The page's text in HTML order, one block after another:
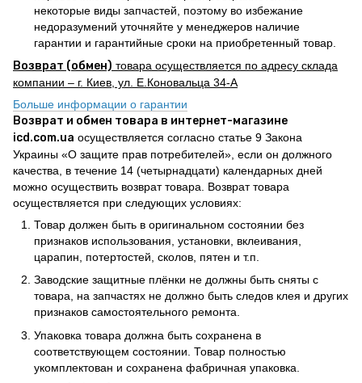
некоторые виды запчастей, поэтому во избежание
недоразумений уточняйте у менеджеров наличие
гарантии и гарантийные сроки на приобретенный товар.
Возврат (обмен) товара осуществляется по адресу склада
компании – г. Киев, ул. Е.Коновальца 34-А
Больше информации о гарантии
Возврат и обмен товара в интернет-магазине
icd.com.ua осуществляется согласно статье 9 Закона
Украины «О защите прав потребителей», если он должного
качества, в течение 14 (четырнадцати) календарных дней
можно осуществить возврат товара. Возврат товара
осуществляется при следующих условиях:
Товар должен быть в оригинальном состоянии без
признаков использования, установки, вклеивания,
царапин, потертостей, сколов, пятен и т.п.
Заводские защитные плёнки не должны быть сняты с
товара, на запчастях не должно быть следов клея и других
признаков самостоятельного ремонта.
Упаковка товара должна быть сохранена в
соответствующем состоянии. Товар полностью
укомплектован и сохранена фабричная упаковка.